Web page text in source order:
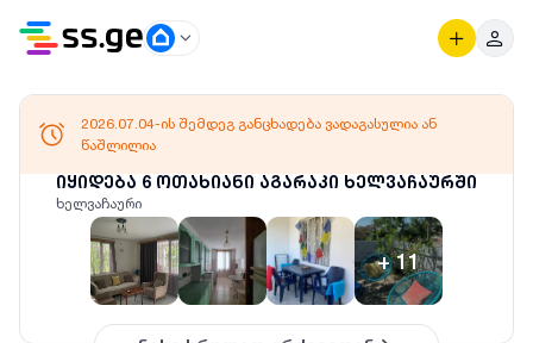
იყიდება 6 ოთახიანი აგარაკი ხელვაჩაურში
ხელვაჩაური
+11
2026.07.04-ის შემდეგ განცხადება ვადაგასულია ან
წაშლილია